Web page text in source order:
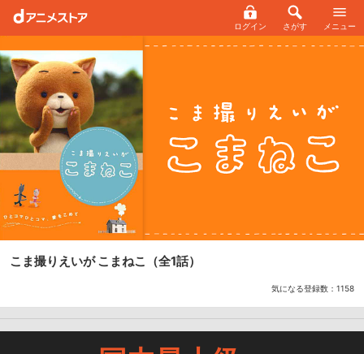
ログイン さがす メニュー
こま撮りえいが こまねこ （全1話）
気になる登録数： 1158